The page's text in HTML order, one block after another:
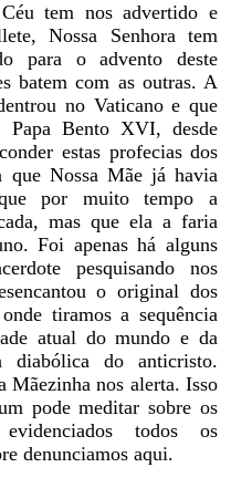
tem nos advertido e
Nossa Senhora tem
para o advento deste
batem com as outras. A
no Vaticano e que
Papa Bento XVI, desde
estas profecias dos
que Nossa Mãe já havia
por muito tempo a
mas que ela a faria
Foi apenas há alguns
pesquisando nos
o original dos
tiramos a sequência
atual do mundo e da
do anticristo.
Mãezinha nos alerta. Isso
pode meditar sobre os
todos os
denunciamos aqui.